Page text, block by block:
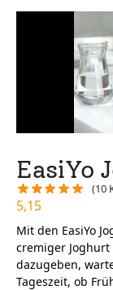
EasiYo
(10
5,15
Mit den EasiYo
cremiger
dazugeben,
Tageszeit, ob